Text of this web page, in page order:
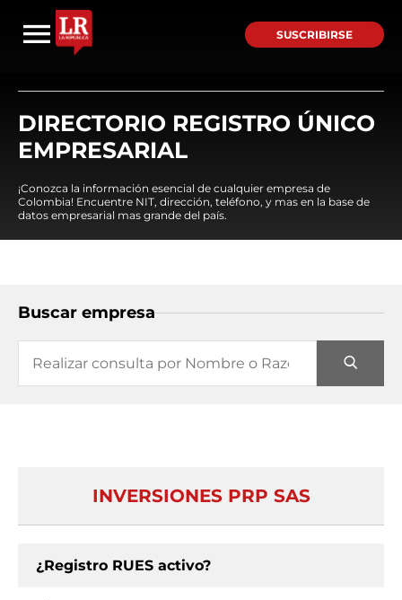
SUSCRIBIRSE
DIRECTORIO REGISTRO ÚNICO
EMPRESARIAL
¡Conozca la información esencial de cualquier empresa de
Colombia! Encuentre NIT, dirección, teléfono, y mas en la base de
datos empresarial mas grande del país.
Buscar empresa
INVERSIONES PRP SAS
¿Registro RUES activo?